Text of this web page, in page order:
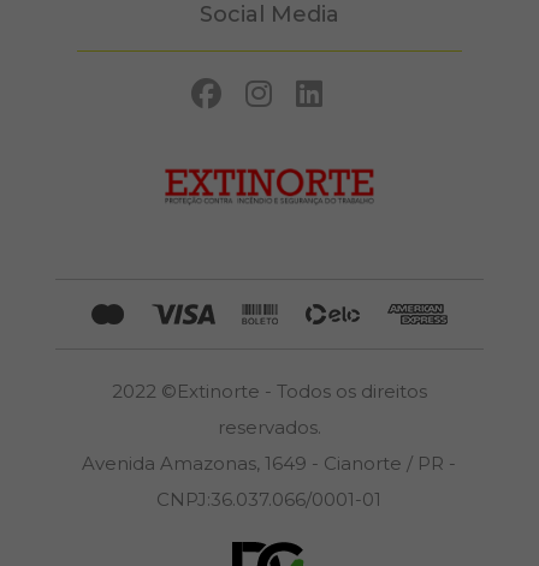
Social Media
2022 ©Extinorte - Todos os direitos
reservados.
Avenida Amazonas, 1649 - Cianorte / PR -
CNPJ:36.037.066/0001-01